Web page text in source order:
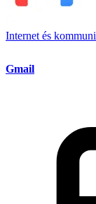
Internet és
Gmail